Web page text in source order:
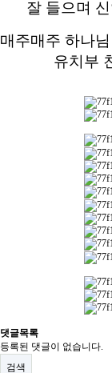
잘 들으며
매주매주 하나
유치부
댓글목록
등록된 댓글이 없습니다.
검색